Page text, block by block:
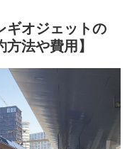
ギオジェットの
法や費用】